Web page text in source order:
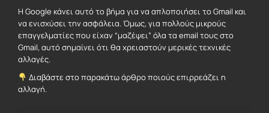
Η Google κάνει αυτό το βήμα για να απλοποιήσει το Gmail και
να ενισχύσει την ασφάλεια. Όμως, για πολλούς μικρούς
επαγγελματίες που είχαν “μαζέψει” όλα τα email τους στο
Gmail, αυτό σημαίνει ότι θα χρειαστούν μερικές τεχνικές
αλλαγές.
Διαβάστε στο παρακάτω άρθρο ποιούς επιρρεάζει η
αλλαγή.